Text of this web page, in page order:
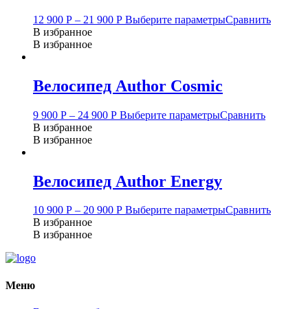
12 900 Р – 21 900 Р Выберите параметрыСравнить
В избранное
В избранное
Велосипед Author Cosmic
9 900 Р – 24 900 Р Выберите параметрыСравнить
В избранное
В избранное
Велосипед Author Energy
10 900 Р – 20 900 Р Выберите параметрыСравнить
В избранное
В избранное
Меню